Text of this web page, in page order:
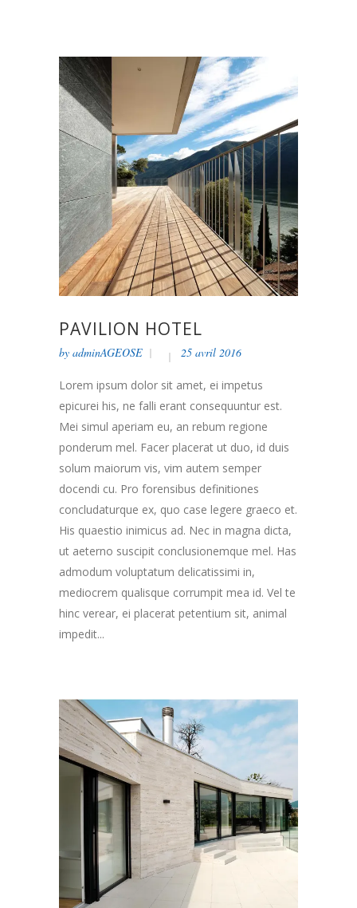
PAVILION HOTEL
by adminAGEOSE 25 avril 2016
Lorem ipsum dolor sit amet, ei impetus
epicurei his, ne falli erant consequuntur est.
Mei simul aperiam eu, an rebum regione
ponderum mel. Facer placerat ut duo, id duis
solum maiorum vis, vim autem semper
docendi cu. Pro forensibus definitiones
concludaturque ex, quo case legere graeco et.
His quaestio inimicus ad. Nec in magna dicta,
ut aeterno suscipit conclusionemque mel. Has
admodum voluptatum delicatissimi in,
mediocrem qualisque corrumpit mea id. Vel te
hinc verear, ei placerat petentium sit, animal
impedit...